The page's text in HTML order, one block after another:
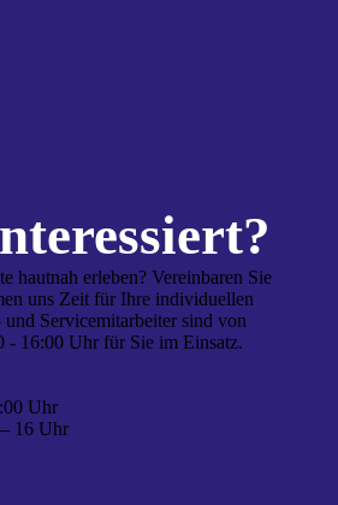
hautnah erleben? Vereinbaren Sie
uns Zeit für Ihre individuellen
Servicemitarbeiter sind von
- 16:00 Uhr für Sie im Einsatz.
Uhr
16 Uhr